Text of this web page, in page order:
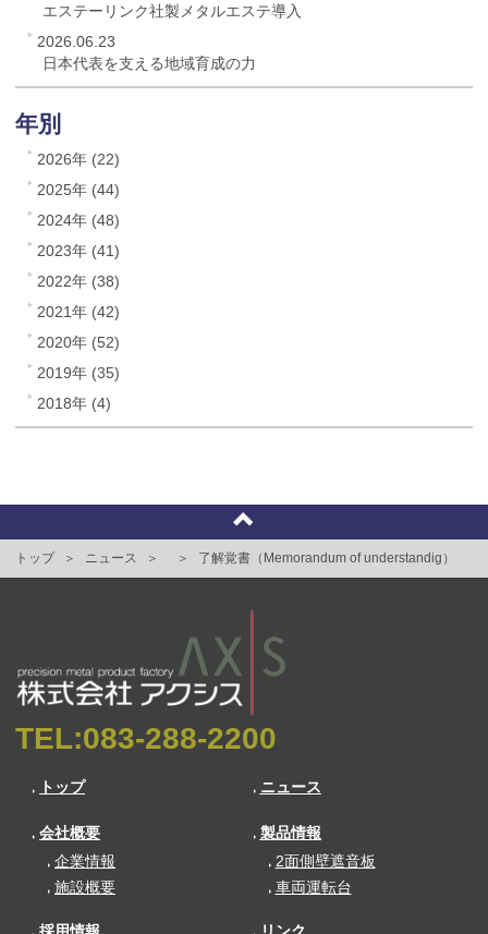
エステーリンク社製メタルエステ導入
2026.06.23
日本代表を支える地域育成の力
年別
2026年 (22)
2025年 (44)
2024年 (48)
2023年 (41)
2022年 (38)
2021年 (42)
2020年 (52)
2019年 (35)
2018年 (4)
トップ ニュース 了解覚書（Memorandum of understandig）
TEL:083-288-2200
トップ ニュース
会社概要
企業情報
施設概要
製品情報
2面側壁遮音板
車両運転台